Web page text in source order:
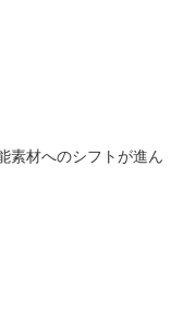
素材へのシフトが進ん